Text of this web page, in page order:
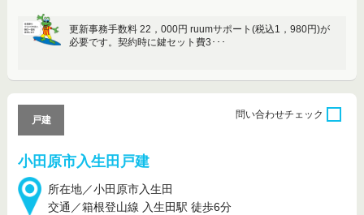
更新事務手数料 22，000円 ruumサポート(税込1，980円)が
必要です。契約時に鍵セット費3･･･
小田原市入生田戸建
所在地／小田原市入生田
交通／箱根登山線 入生田駅 徒歩6分
戸建
問い合わせチェック